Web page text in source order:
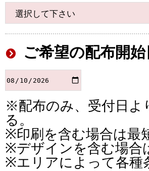
ご希望の配布開
※配布のみ、受付日よ
る。
※印刷を含む場合は最
※デザインを含む場合
※エリアによって各種